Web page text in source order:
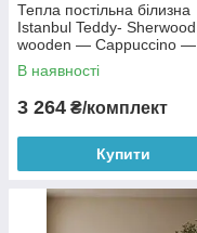
Тепла постільна білизна
Istanbul Teddy- Sherwood
wooden — Cappuccino —
євро
В наявності
3 264 ₴/комплект
Купити